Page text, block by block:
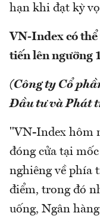
hạn khi đạt kỳ
VN-Index có
tiến lên ngưỡng
(Công ty Cổ
Đầu tư và Phát
"VN-Index hôm
đóng cửa tại
nghiêng về phía
điểm, trong đó
uống, Ngân